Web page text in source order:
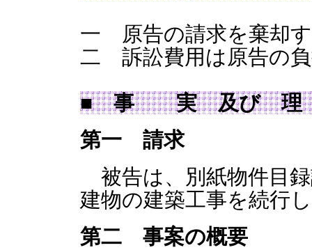
一 原告の請求を棄却
二 訴訟費用は原告の
■ 事 実 及び
第一 請求
被告は、別紙物件目
建物の建築工事を続行
第二 事案の概要